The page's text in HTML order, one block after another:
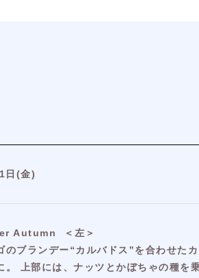
日(金)
Autumn ＜左＞
のブランデー“カルバドス”を合わせた
上部には、ナッツとかぼちゃの種を